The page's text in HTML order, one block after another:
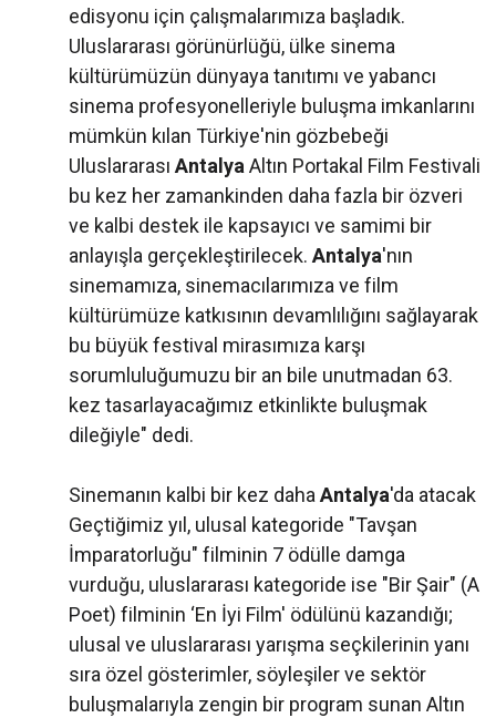
edisyonu için çalışmalarımıza başladık.
Uluslararası görünürlüğü, ülke sinema
kültürümüzün dünyaya tanıtımı ve yabancı
sinema profesyonelleriyle buluşma imkanlarını
mümkün kılan Türkiye'nin gözbebeği
Uluslararası AntalyaAltın Portakal Film Festivali
bu kez her zamankinden daha fazla bir özveri
ve kalbi destek ile kapsayıcı ve samimi bir
anlayışla gerçekleştirilecek. Antalya'nın
sinemamıza, sinemacılarımıza ve film
kültürümüze katkısının devamlılığını sağlayarak
bu büyük festival mirasımıza karşı
sorumluluğumuzu bir an bile unutmadan 63.
kez tasarlayacağımız etkinlikte buluşmak
dileğiyle" dedi.
Sinemanın kalbi bir kez dahaAntalya'da atacak
Geçtiğimiz yıl, ulusal kategoride "Tavşan
İmparatorluğu" filminin 7 ödülle damga
vurduğu, uluslararası kategoride ise "Bir Şair" (A
Poet) filminin ‘En İyi Film' ödülünü kazandığı;
ulusal ve uluslararası yarışma seçkilerinin yanı
sıra özel gösterimler, söyleşiler ve sektör
buluşmalarıyla zengin bir program sunan Altın